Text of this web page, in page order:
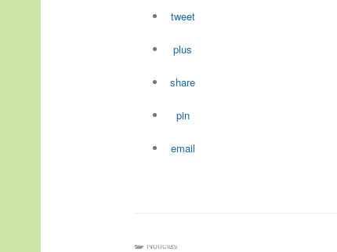
tweet
plus
share
pin
email
Notícias